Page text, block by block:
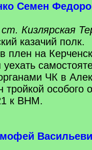
Семен
Кизлярская
казачий полк.
плен на
уехать
ЧК в
тройкой особого
к ВНМ.